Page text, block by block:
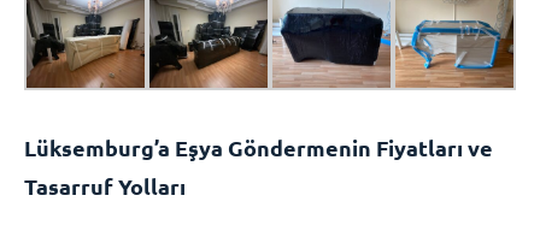
Lüksemburg’a Eşya Göndermenin Fiyatları ve
Tasarruf Yolları